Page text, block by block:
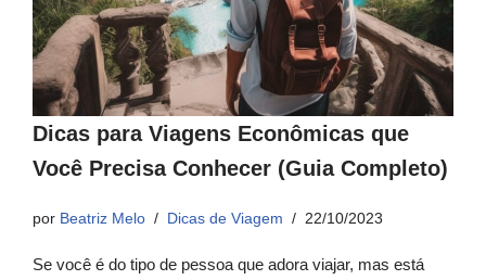
Dicas para Viagens Econômicas que
Você Precisa Conhecer (Guia Completo)
por Beatriz Melo Dicas de Viagem 22/10/2023
Se você é do tipo de pessoa que adora viajar, mas está